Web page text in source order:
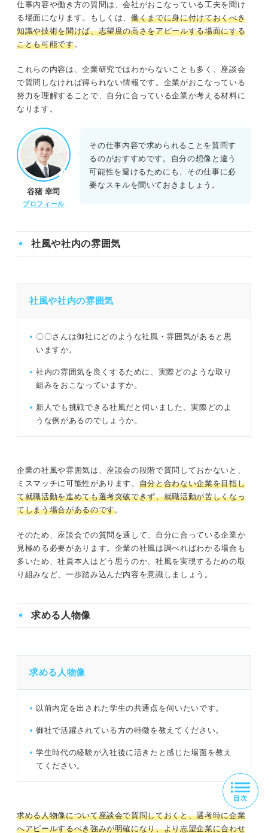
仕事内容や働き方の質問は、会社がおこなっている工夫を聞け
る場面になります。もしくは、働くまでに身に付けておくべき
知識や技術を聞けば、志望度の高さをアピールする場面にする
ことも可能です。
これらの内容は、企業研究ではわからないことも多く、座談会
で質問しなければ得られない情報です。企業がおこなっている
努力を理解することで、自分に合っている企業か考える材料に
なります。
谷猪 幸司
プロフィール
その仕事内容で求められることを質問す
るのがおすすめです。自分の想像と違う
可能性を避けるためにも、その仕事に必
要なスキルを聞いておきましょう。
社風や社内の雰囲気
社風や社内の雰囲気
〇〇さんは御社にどのような社風・雰囲気があると思
いますか。
社内の雰囲気を良くするために、実際どのような取り
組みをおこなっていますか。
新人でも挑戦できる社風だと伺いました。実際どのよ
うな例があるのでしょうか。
企業の社風や雰囲気は、座談会の段階で質問しておかないと、
ミスマッチに可能性があります。 自分と合わない企業を目指し
て就職活動を進めても選考突破できず、就職活動が苦しくなっ
てしまう場合があるのです。
そのため、座談会での質問を通して、自分に合っている企業か
見極める必要があります。企業の社風は調べればわかる場合も
多いため、社員本人はどう思うのか、社風を実現するための取
り組みなど、一歩踏み込んだ内容を意識しましょう。
求める人物像
求める人物像
以前内定を出された学生の共通点を伺いたいです。
御社で活躍されている方の特徴を教えてください。
学生時代の経験が入社後に活きたと感じた場面を教え
てください。
求める人物像について座談会で質問しておくと、選考時に企業
へアピールするべき強みが明確になり、より志望企業に合わせ